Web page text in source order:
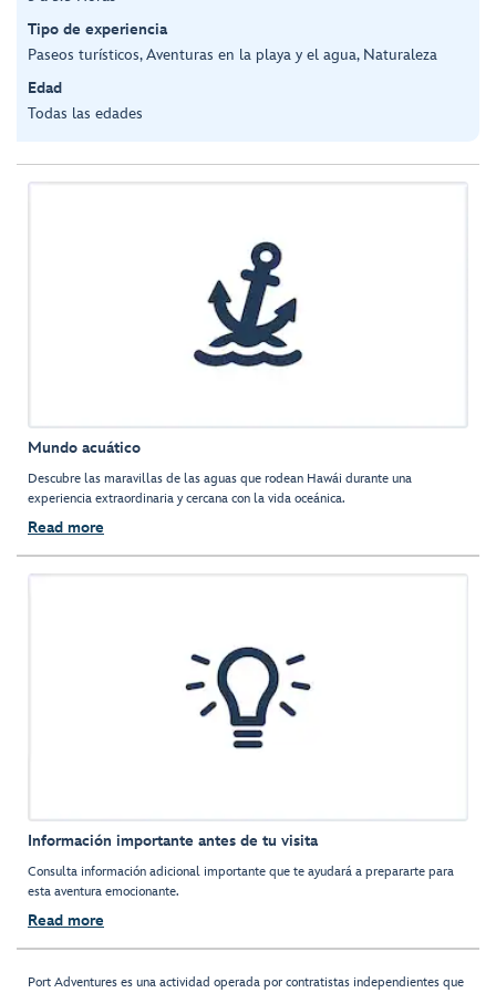
Tipo de experiencia
Paseos turísticos, Aventuras en la playa y el agua, Naturaleza
Edad
Todas las edades
Mundo acuático
Descubre las maravillas de las aguas que rodean Hawái durante una
experiencia extraordinaria y cercana con la vida oceánica.
Read more
Información importante antes de tu visita
Consulta información adicional importante que te ayudará a prepararte para
esta aventura emocionante.
Read more
Port Adventures es una actividad operada por contratistas independientes que